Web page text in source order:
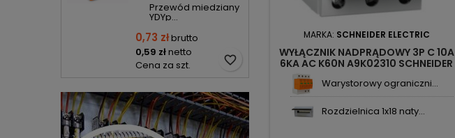
Przewód miedziany
YDYp...
0,73 złbrutto
0,59 złnetto
Cena za szt.
favorite_border
MARKA: SCHNEIDER ELECTRIC
WYŁĄCZNIK NADPRĄDOWY 3P C 10A
6KA AC K60N A9K02310 SCHNEIDER
Warystorowy ograniczni...
Rozdzielnica 1x18 naty...